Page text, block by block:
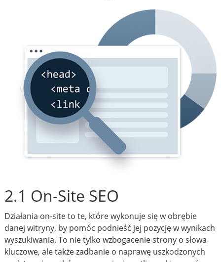
2.1 On-Site SEO
Działania on-site to te, które wykonuje się w obrębie
danej witryny, by pomóc podnieść jej pozycję w wynikach
wyszukiwania. To nie tylko wzbogacenie strony o słowa
kluczowe, ale także zadbanie o naprawę uszkodzonych